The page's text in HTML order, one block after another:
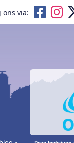
ons via: